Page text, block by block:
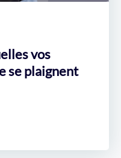
vos
se plaignent